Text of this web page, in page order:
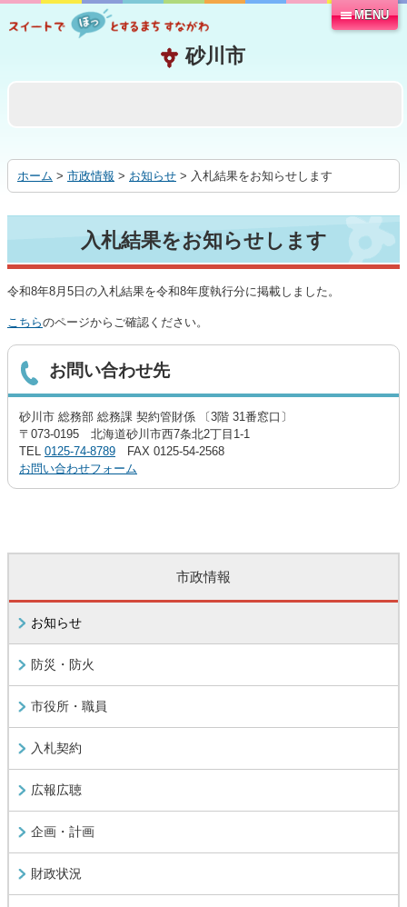
る
MENU
ホーム > 市政情報 > お知らせ > 入札結果をお知らせします
入札結果をお知らせします
令和8年8月5日の入札結果を令和8年度執行分に掲載しました。
こちらのページからご確認ください。
お問い合わせ先
砂川市 総務部 総務課 契約管財係 〔3階 31番窓口〕
〒073-0195 北海道砂川市西7条北2丁目1-1
TEL 0125-74-8789 FAX 0125-54-2568
お問い合わせフォーム
市政情報
お知らせ
防災・防火
市役所・職員
入札契約
広報広聴
企画・計画
財政状況